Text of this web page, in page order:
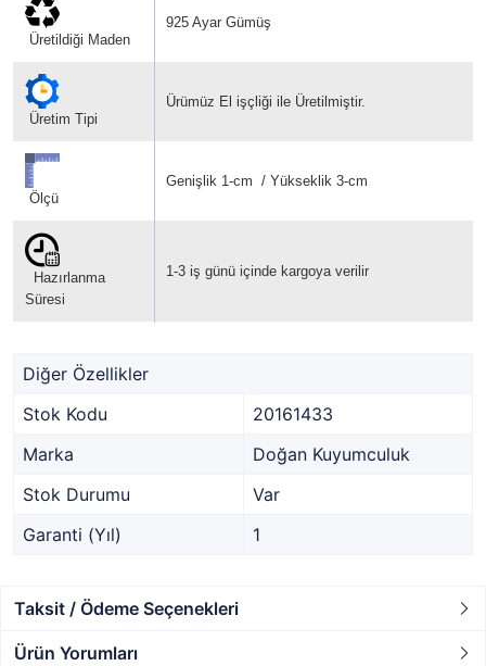
Üretildiği Maden
925 Ayar Gümüş
Üretim Tipi
Ürümüz El işçliği ile Üretilmiştir.
Ölçü
Genişlik 1-cm / Yükseklik 3-cm
Hazırlanma
Süresi
1-3 iş günü içinde kargoya verilir
Diğer Özellikler
Stok Kodu
20161433
Marka
Doğan Kuyumculuk
Stok Durumu
Var
Garanti (Yıl)
1
Taksit / Ödeme Seçenekleri
Ürün Yorumları